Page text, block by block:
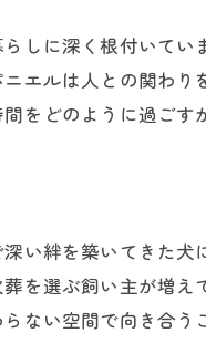
しに深く根付いてい
エルは人との関わり
をどのように過ごす
い絆を築いてきた犬
を選ぶ飼い主が増え
ない空間で向き合う